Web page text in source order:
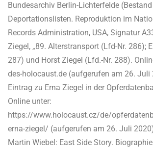
Bundesarchiv Berlin-Lichterfelde
Deportationslisten. Reproduktion im
Records Administration, USA, Signatur
Ziegel, „89. Alterstransport (Lfd-Nr. 286);
287) und Horst Ziegel (Lfd.-Nr. 288).
des-holocaust.de (aufgerufen am 26. Juli
Eintrag zu Erna Ziegel in der
Online unter:
https://www.holocaust.cz/de/
erna-ziegel/ (aufgerufen am 26. Juli
Martin Wiebel: East Side Story.